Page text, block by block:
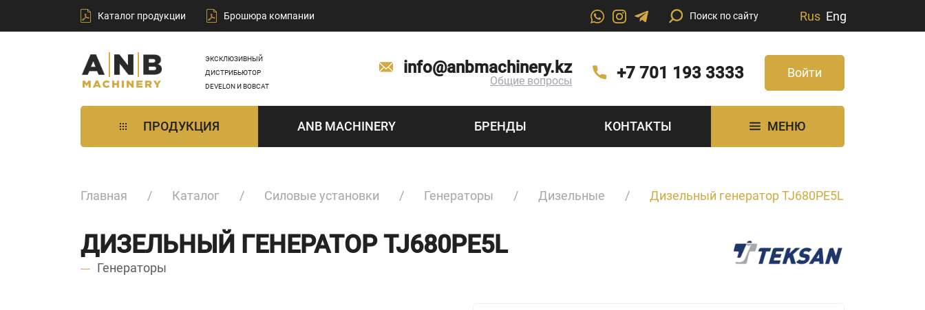
Каталог продукции Брошюра компании Rus Eng
ЭКСКЛЮЗИВНЫЙ
ДИСТРИБЬЮТОР
DEVELON И BOBCAT
info@anbmachinery.kz
Общие вопросы +7 701 193 3333 Войти
ПРОДУКЦИЯ ANB MACHINERY БРЕНДЫ КОНТАКТЫ МЕНЮ
Главная Каталог Силовые установки Генераторы Дизельные Дизельный генератор TJ680PE5L
ДИЗЕЛЬНЫЙ ГЕНЕРАТОР TJ680PE5L
Генераторы